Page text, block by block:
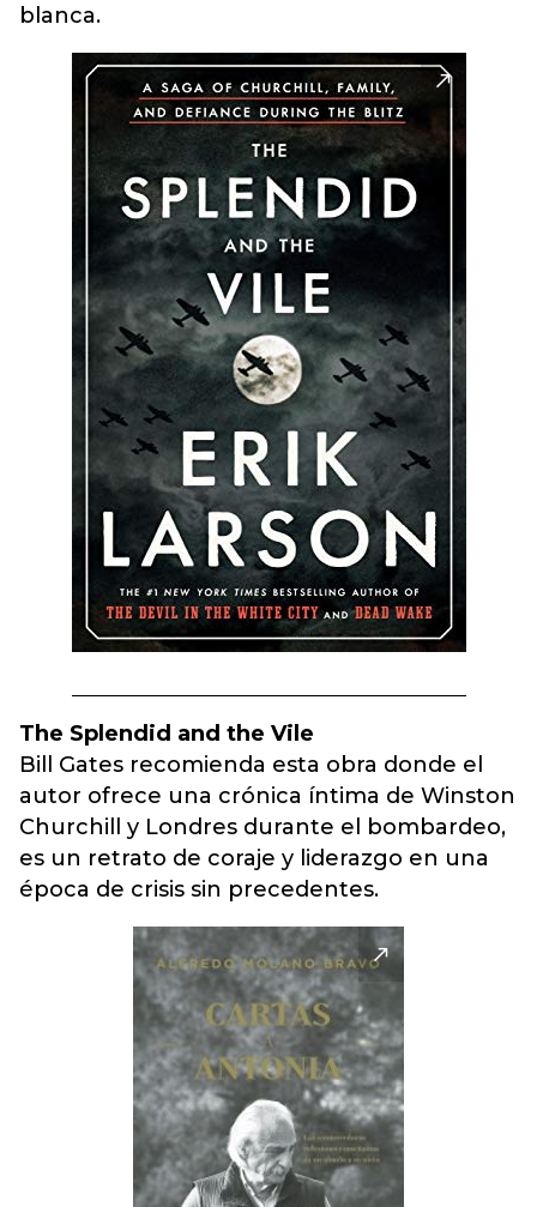
blanca.
The Splendid and the Vile
Bill Gates recomienda esta obra donde el
autor ofrece una crónica íntima de Winston
Churchill y Londres durante el bombardeo,
es un retrato de coraje y liderazgo en una
época de crisis sin precedentes.